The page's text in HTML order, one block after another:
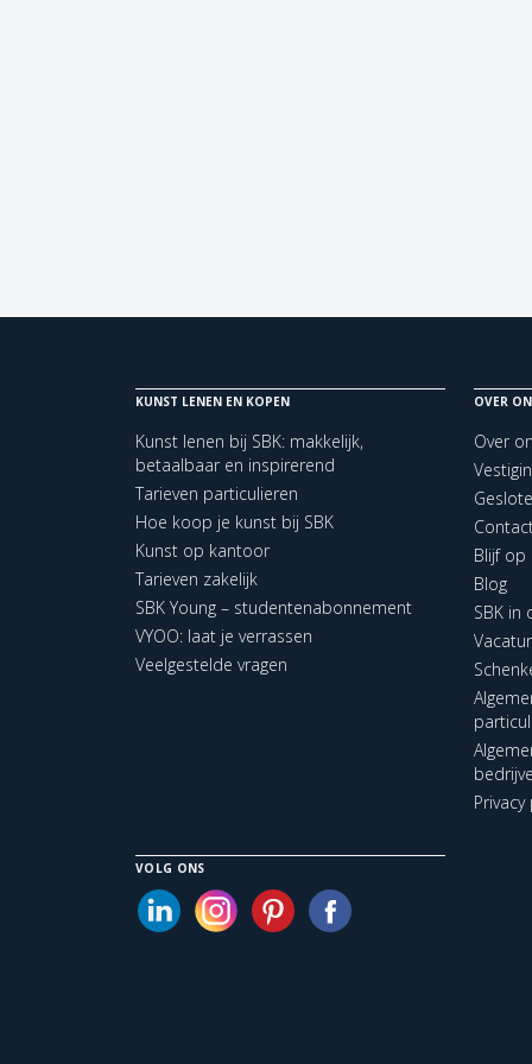
KUNST LENEN EN KOPEN
Kunst lenen bij SBK: makkelijk,
betaalbaar en inspirerend
Tarieven particulieren
Hoe koop je kunst bij SBK
Kunst op kantoor
Tarieven zakelijk
SBK Young – studentenabonnement
VYOO: laat je verrassen
Veelgestelde vragen
OVER
Over
Blijf op
Blog
SBK in
VOLG ONS